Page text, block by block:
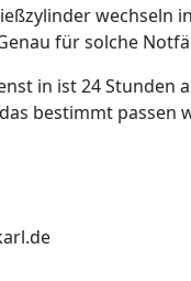
wechseln
für solche
in ist 24 Stunden
bestimmt